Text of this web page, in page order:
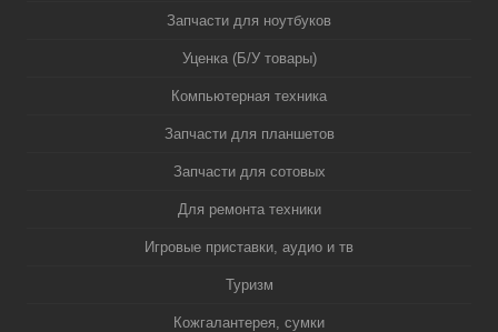
Запчасти для ноутбуков
Уценка (Б/У товары)
Компьютерная техника
Запчасти для планшетов
Запчасти для сотовых
Для ремонта техники
Игровые приставки, аудио и тв
Туризм
Кожгалантерея, сумки